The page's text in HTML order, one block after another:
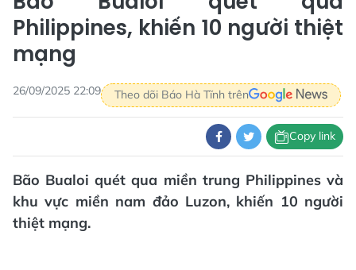
Philippines, khiến 10 người thiệt
mạng
26/09/2025 22:09 Theo dõi Báo Hà Tĩnh trên
Copy link
Bão Bualoi quét qua miền trung Philippines và
khu vực miền nam đảo Luzon, khiến 10 người
thiệt mạng.